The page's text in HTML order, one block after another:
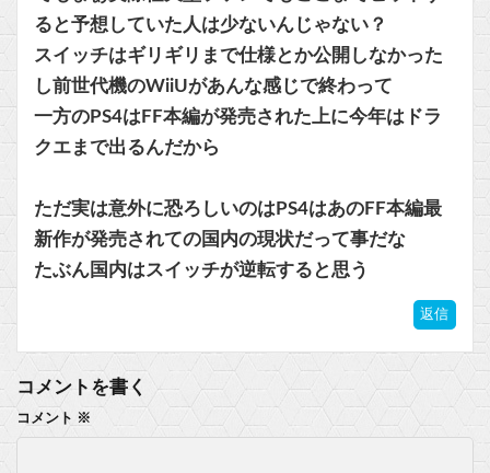
ると予想していた人は少ないんじゃない？
スイッチはギリギリまで仕様とか公開しなかった
し前世代機のWiiUがあんな感じで終わって
一方のPS4はFF本編が発売された上に今年はドラ
クエまで出るんだから
ただ実は意外に恐ろしいのはPS4はあのFF本編最
新作が発売されての国内の現状だって事だな
たぶん国内はスイッチが逆転すると思う
返信
コメントを書く
コメント ※